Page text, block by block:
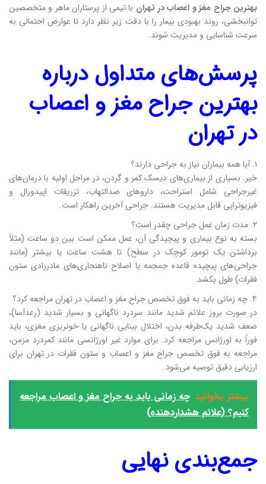
بهترین جراح مغز و اعصاب در تهران با تیمی از پرستاران ماهر و متخصصین
توانبخشی، روند بهبودی بیمار را با دقت زیر نظر دارد تا عوارض احتمالی به
سرعت شناسایی و مدیریت شوند.
پرسش‌های متداول درباره
بهترین جراح مغز و اعصاب
در تهران
۱. آیا همه بیماران نیاز به جراحی دارند؟
خیر. بسیاری از بیماری‌های دیسک کمر و گردن، در مراحل اولیه با درمان‌های
غیرجراحی شامل استراحت، داروهای ضدالتهاب، تزریقات اپیدورال و
فیزیوتراپی قابل مدیریت هستند. جراحی آخرین راهکار است.
۲. مدت زمان عمل جراحی چقدر است؟
بسته به نوع بیماری و پیچیدگی آن، عمل ممکن است بین دو ساعت (مثلاً
برداشتن یک تومور کوچک در سطح) تا هشت ساعت یا بیشتر (مانند
جراحی‌های پیچیده قاعده جمجمه یا اصلاح ناهنجاری‌های مادرزادی ستون
فقرات) طول بکشد.
۴. چه زمانی باید به فوق تخصص جراح مغز و اعصاب در تهران مراجعه کرد؟
در صورت بروز علائم شدید مانند سردرد ناگهانی و بسیار شدید (رعدآسا)،
ضعف شدید یک‌طرفه بدن، اختلال بینایی ناگهانی یا خونریزی مغزی، باید
فوراً به اورژانس مراجعه کرد. برای موارد غیر اورژانسی مانند کمردرد مزمن،
مراجعه به فوق تخصص جراح مغز و اعصاب و ستون فقرات در تهران برای
ارزیابی دقیق توصیه می‌شود.
بیشتر بخوانید چه زمانی باید به جراح مغز و اعصاب مراجعه
کنیم؟ (علائم هشداردهنده)
جمع‌بندی نهایی